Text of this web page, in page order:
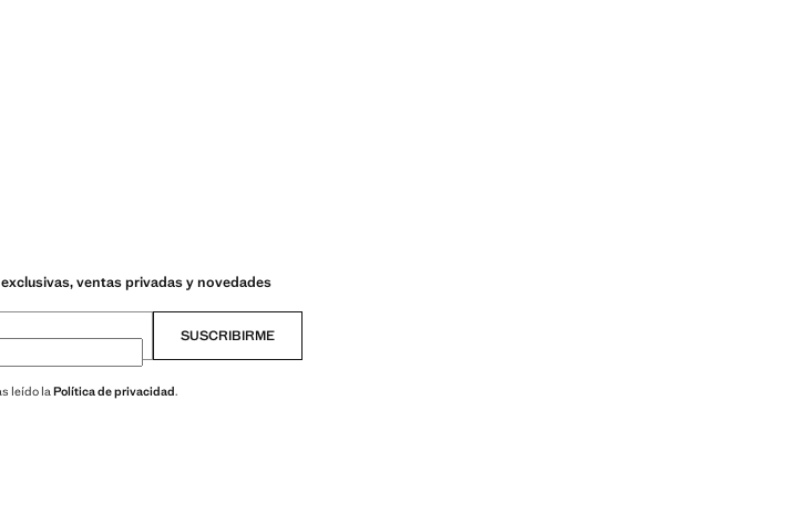
ventas privadas y novedades
SUSCRIBIRME
leído la Política de privacidad.